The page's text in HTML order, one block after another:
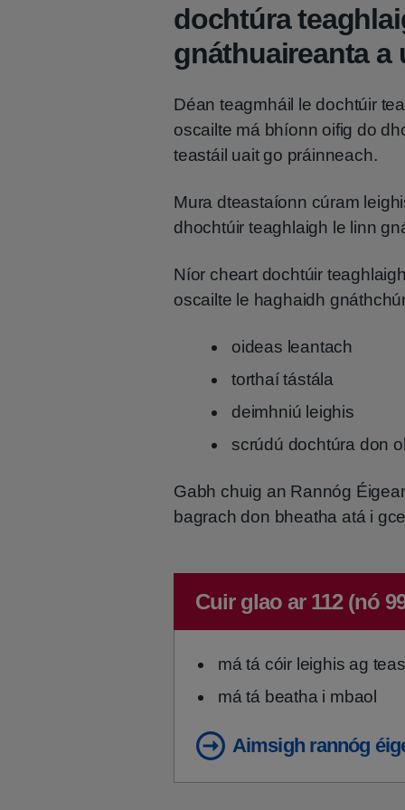
dochtúra
gnáthuaireanta a
Déan teagmháil le dochtúir
oscailte má bhíonn oifig do
teastáil uait go práinneach.
Mura dteastaíonn cúram
dhochtúir teaghlaigh le linn
Níor cheart dochtúir
oscailte le haghaidh
oideas leantach
torthaí tástála
deimhniú leighis
scrúdú dochtúra don
Gabh chuig an Rannóg
bagrach don bheatha atá i
Immediate advice:
Cuir glao ar 112 (nó
má tá cóir leighis ag
má tá beatha i mbaol
Aimsigh rannóg